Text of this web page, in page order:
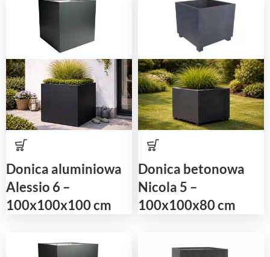
Donica aluminiowa
Alessio 6 –
100x100x100 cm
Donica betonowa
Nicola 5 –
100x100x80 cm